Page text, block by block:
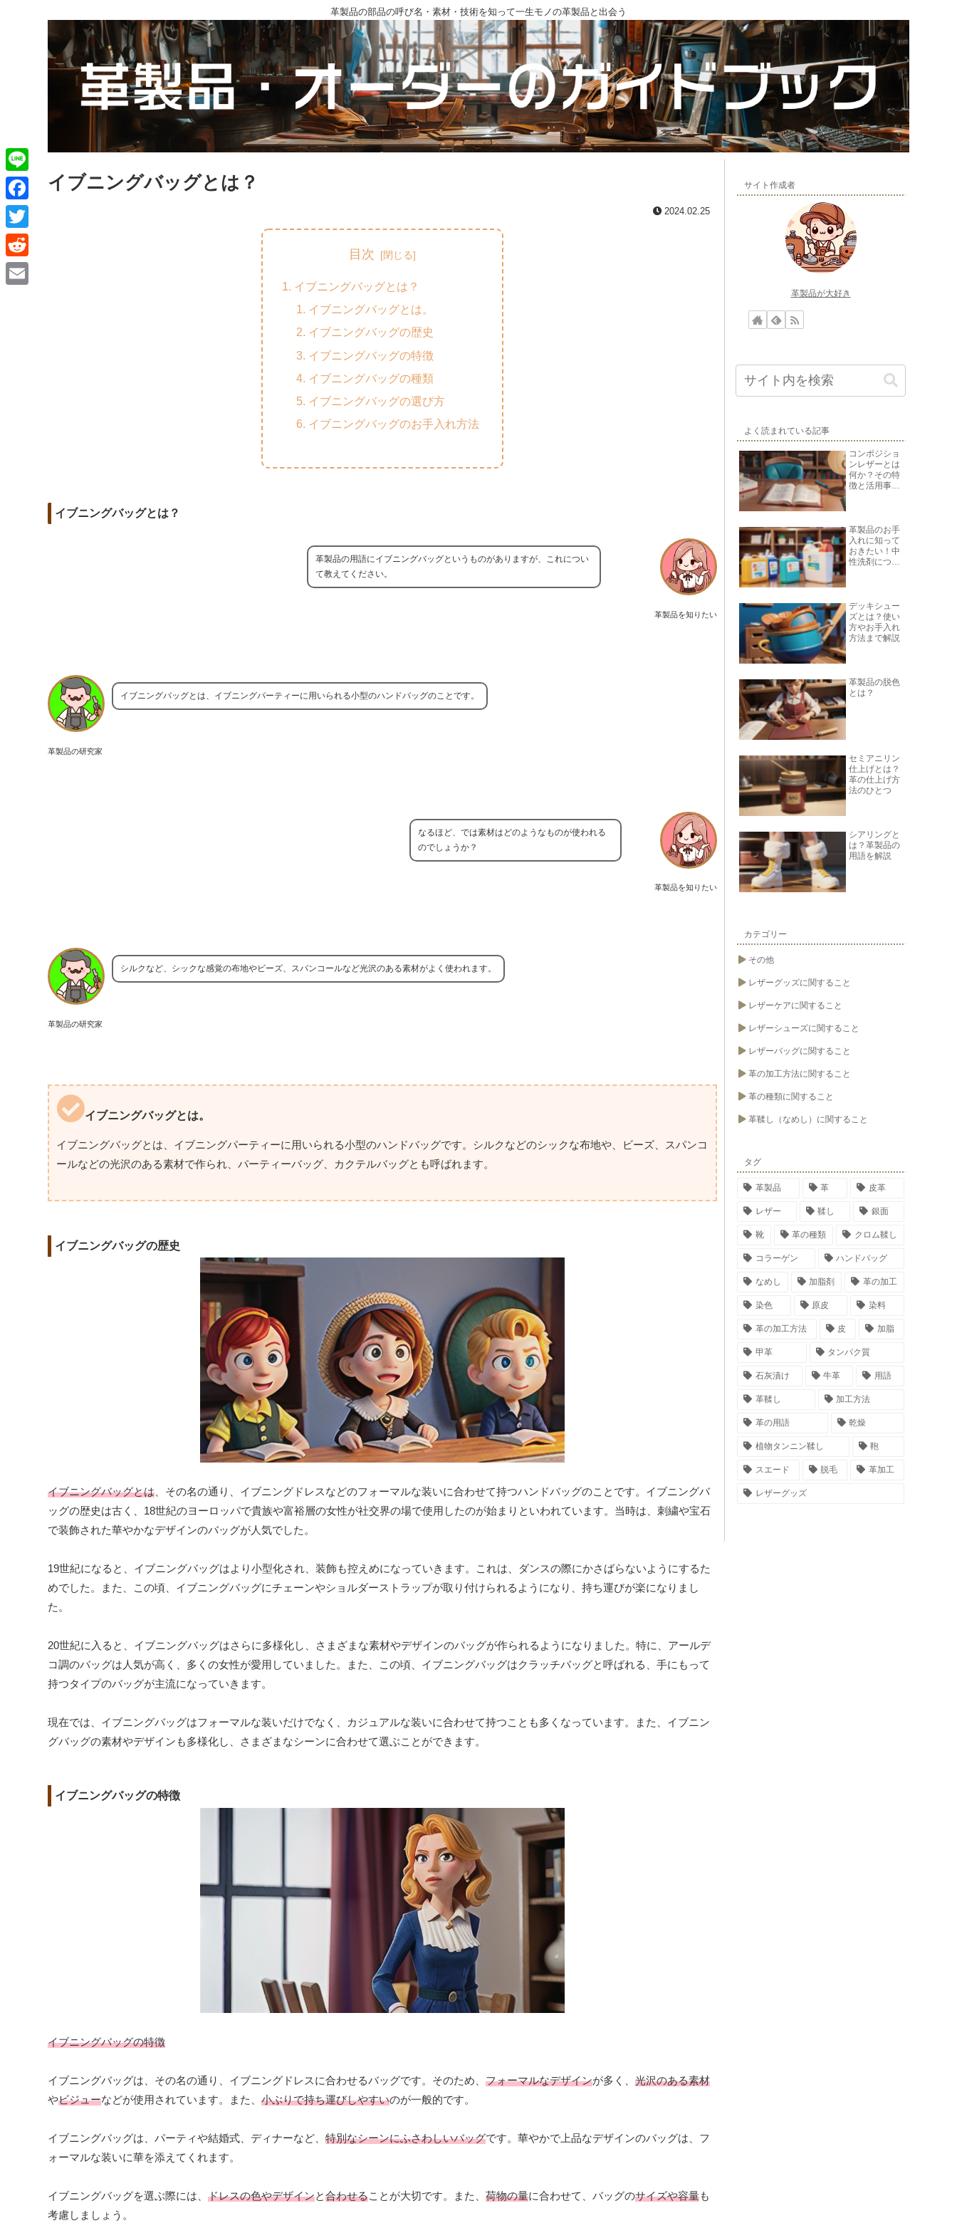
革製品の部品の呼び名・素材・技術を知って一生モノの革製品と出会う
イブニングバッグとは？
2024.02.25
目次
イブニングバッグとは？
イブニングバッグとは。
イブニングバッグの歴史
イブニングバッグの特徴
イブニングバッグの種類
イブニングバッグの選び方
イブニングバッグのお手入れ方法
イブニングバッグとは？
革製品を知りたい
革製品の用語にイブニングバッグというものがありますが、これについ
て教えてください。
革製品の研究家
イブニングバッグとは、イブニングパーティーに用いられる小型のハンドバッグのことです。
革製品を知りたい
なるほど、では素材はどのようなものが使われる
のでしょうか？
革製品の研究家
シルクなど、シックな感覚の布地やビーズ、スパンコールなど光沢のある素材がよく使われます。
イブニングバッグとは。
イブニングバッグとは、イブニングパーティーに用いられる小型のハンドバッグです。シルクなどのシックな布地や、ビーズ、スパンコ
ールなどの光沢のある素材で作られ、パーティーバッグ、カクテルバッグとも呼ばれます。
イブニングバッグの歴史
イブニングバッグとは 、その名の通り、イブニングドレスなどのフォーマルな装いに合わせて持つハンドバッグのことです。イブニングバ
ッグの歴史は古く、18世紀のヨーロッパで貴族や富裕層の女性が社交界の場で使用したのが始まりといわれています。当時は、刺繍や宝石
で装飾された華やかなデザインのバッグが人気でした。
19世紀になると、イブニングバッグはより小型化され、装飾も控えめになっていきます。これは、ダンスの際にかさばらないようにするた
めでした。また、この頃、イブニングバッグにチェーンやショルダーストラップが取り付けられるようになり、持ち運びが楽になりまし
た。
20世紀に入ると、イブニングバッグはさらに多様化し、さまざまな素材やデザインのバッグが作られるようになりました。特に、アールデ
コ調のバッグは人気が高く、多くの女性が愛用していました。また、この頃、イブニングバッグはクラッチバッグと呼ばれる、手にもって
持つタイプのバッグが主流になっていきます。
現在では、イブニングバッグはフォーマルな装いだけでなく、カジュアルな装いに合わせて持つことも多くなっています。また、イブニン
グバッグの素材やデザインも多様化し、さまざまなシーンに合わせて選ぶことができます。
イブニングバッグの特徴
イブニングバッグの特徴
イブニングバッグは、その名の通り、イブニングドレスに合わせるバッグです。そのため、 フォーマルなデザインが多く、 光沢のある素材
やビジューなどが使用されています。また、 小ぶりで持ち運びしやすいのが一般的です。
イブニングバッグは、パーティや結婚式、ディナーなど、 特別なシーンにふさわしいバッグです。華やかで上品なデザインのバッグは、フ
ォーマルな装いに華を添えてくれます。
イブニングバッグを選ぶ際には、 ドレスの色やデザインと合わせることが大切です。また、 荷物の量に合わせて、バッグのサイズや容量も
考慮しましょう。
サイト作成者
革製品が大好き
よく読まれている記事
コンポジショ
ンレザーとは
何か？その特
徴と活用事例
革製品のお手
入れに知って
おきたい！中
性洗剤につい
デッキシュー
ズとは？使い
方やお手入れ
方法まで解説
革製品の脱色
とは？
セミアニリン
仕上げとは？
革の仕上げ方
法のひとつ
シアリングと
は？革製品の
用語を解説
カテゴリー
その他
レザーグッズに関すること
レザーケアに関すること
レザーシューズに関すること
レザーバッグに関すること
革の加工方法に関すること
革の種類に関すること
革鞣し（なめし）に関すること
タグ
革製品 革 皮革
レザー 鞣し 銀面
靴 革の種類 クロム鞣し
コラーゲン ハンドバッグ
なめし 加脂剤 革の加工
染色 原皮 染料
革の加工方法 皮 加脂
甲革 タンパク質
石灰漬け 牛革 用語
革鞣し 加工方法
革の用語 乾燥
植物タンニン鞣し 鞄
スエード 脱毛 革加工
レザーグッズ
L
i
n
e
F
a
c
e
T
w
i
R